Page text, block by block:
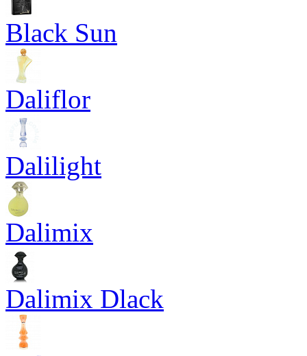
Black Sun
Daliflor
Dalilight
Dalimix
Dalimix Dlack